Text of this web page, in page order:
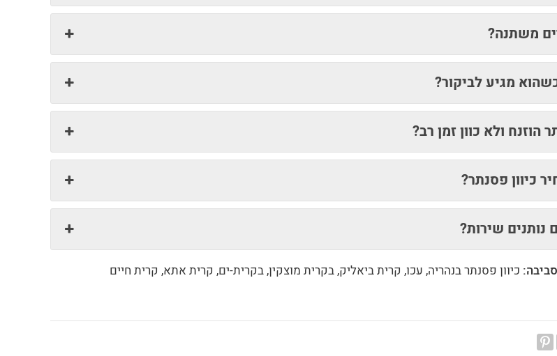
משתנה?
מגיע לביקור?
ולא כוון זמן רב?
כיוון פסנתר?
נותנים שירות?
כיוון פסנתר בנהריה, עכו, קרית ביאליק, בקרית מוצקין, בקרית-ים, קרית אתא, קרית חיים